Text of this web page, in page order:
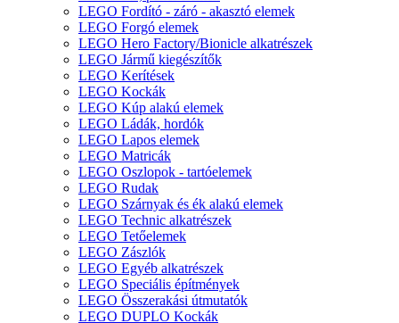
LEGO Fordító - záró - akasztó elemek
LEGO Forgó elemek
LEGO Hero Factory/Bionicle alkatrészek
LEGO Jármű kiegészítők
LEGO Kerítések
LEGO Kockák
LEGO Kúp alakú elemek
LEGO Ládák, hordók
LEGO Lapos elemek
LEGO Matricák
LEGO Oszlopok - tartóelemek
LEGO Rudak
LEGO Szárnyak és ék alakú elemek
LEGO Technic alkatrészek
LEGO Tetőelemek
LEGO Zászlók
LEGO Egyéb alkatrészek
LEGO Speciális építmények
LEGO Összerakási útmutatók
LEGO DUPLO Kockák